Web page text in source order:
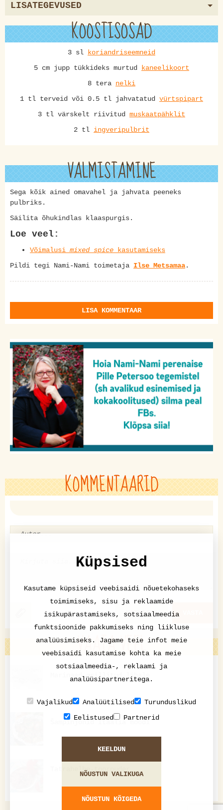
LISATEGEVUSED
KOOSTISOSAD
3 sl koriandriseemneid
5 cm jupp tükkideks murtud kaneelikoort
8 tera nelki
1 tl terveid või 0.5 tl jahvatatud vürtspipart
3 tl värskelt riivitud muskaatpähklit
2 tl ingveripulbrit
VALMISTAMINE
Sega kõik ained omavahel ja jahvata peeneks
pulbriks.
Säilita õhukindlas klaaspurgis.
Loe veel:
Võimalusi mixed spice kasutamiseks
Pildi tegi Nami-Nami toimetaja Ilse Metsamaa.
LISA KOMMENTAAR
KOMMENTAARID
KATKESTA
VAATA VEEL
Marinaad grillitud lihale
Šampinjonid Itaalia moodi
Tatrahelbe-toorpuder
Küpsised
Kasutame küpsiseid veebisaidi nõuetekohaseks
toimimiseks, sisu ja reklaamide
isikupärastamiseks, sotsiaalmeedia
funktsioonide pakkumiseks ning liikluse
analüüsimiseks. Jagame teie infot meie
veebisaidi kasutamise kohta ka meie
sotsiaalmeedia-, reklaami ja
analüüsipartneritega.
Vajalikud Analüütilised
Turunduslikud
Eelistused
Partnerid
KEELDUN
NÕUSTUN VALIKUGA
NÕUSTUN KÕIGEDA